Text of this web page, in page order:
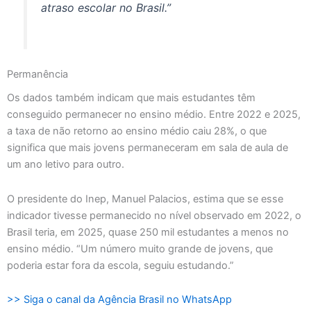
atraso escolar no Brasil.”
Permanência
Os dados também indicam que mais estudantes têm
conseguido permanecer no ensino médio. Entre 2022 e 2025,
a taxa de não retorno ao ensino médio caiu 28%, o que
significa que mais jovens permaneceram em sala de aula de
um ano letivo para outro.
O presidente do Inep, Manuel Palacios, estima que se esse
indicador tivesse permanecido no nível observado em 2022, o
Brasil teria, em 2025, quase 250 mil estudantes a menos no
ensino médio. “Um número muito grande de jovens, que
poderia estar fora da escola, seguiu estudando.”
>> Siga o canal da Agência Brasil no WhatsApp